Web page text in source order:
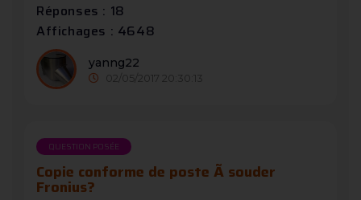
Réponses : 18
Affichages : 4648
yanng22
02/05/2017 20:30:13
QUESTION POSÉE
Copie conforme de poste Ã souder
Fronius?